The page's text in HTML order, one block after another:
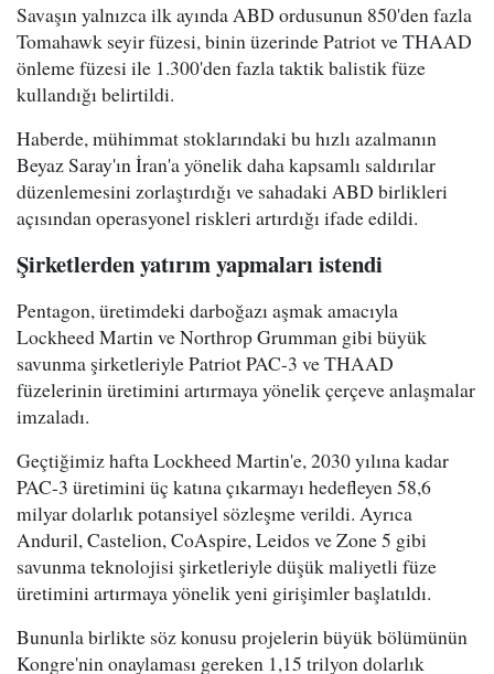
Savaşın yalnızca ilk ayında ABD ordusunun 850'den fazla
Tomahawk seyir füzesi, binin üzerinde Patriot ve THAAD
önleme füzesi ile 1.300'den fazla taktik balistik füze
kullandığı belirtildi.
Haberde, mühimmat stoklarındaki bu hızlı azalmanın
Beyaz Saray'ın İran'a yönelik daha kapsamlı saldırılar
düzenlemesini zorlaştırdığı ve sahadaki ABD birlikleri
açısından operasyonel riskleri artırdığı ifade edildi.
Şirketlerden yatırım yapmaları istendi
Pentagon, üretimdeki darboğazı aşmak amacıyla
Lockheed Martin ve Northrop Grumman gibi büyük
savunma şirketleriyle Patriot PAC-3 ve THAAD
füzelerinin üretimini artırmaya yönelik çerçeve anlaşmalar
imzaladı.
Geçtiğimiz hafta Lockheed Martin'e, 2030 yılına kadar
PAC-3 üretimini üç katına çıkarmayı hedefleyen 58,6
milyar dolarlık potansiyel sözleşme verildi. Ayrıca
Anduril, Castelion, CoAspire, Leidos ve Zone 5 gibi
savunma teknolojisi şirketleriyle düşük maliyetli füze
üretimini artırmaya yönelik yeni girişimler başlatıldı.
Bununla birlikte söz konusu projelerin büyük bölümünün
Kongre'nin onaylaması gereken 1,15 trilyon dolarlık